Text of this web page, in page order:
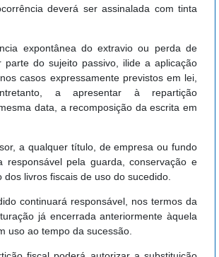
deverá ser assinalada com tinta
expontânea do extravio ou perda de
parte do sujeito passivo, ilide a aplicação
casos expressamente previstos em lei,
a apresentar à repartição
data, a recomposição da escrita em
a qualquer título, de empresa ou fundo
responsável pela guarda, conservação e
dos livros fiscais de uso do sucedido.
continuará responsável, nos termos da
já encerrada anteriormente àquela
uso ao tempo da sucessão.